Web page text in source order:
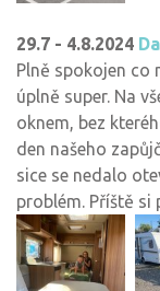
29.7 - 4.8.2024
Plně spokojen co
úplně super. Na
oknem, bez
den našeho
sice se nedalo
problém. Příště si